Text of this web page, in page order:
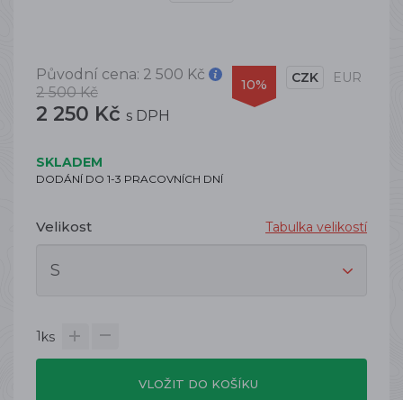
Původní cena: 2 500 Kč
2 500 Kč
2 250 Kč s DPH
10% CZK EUR
SKLADEM
DODÁNÍ DO 1-3 PRACOVNÍCH DNÍ
Velikost Tabulka velikostí
1ks
VLOŽIT DO KOŠÍKU